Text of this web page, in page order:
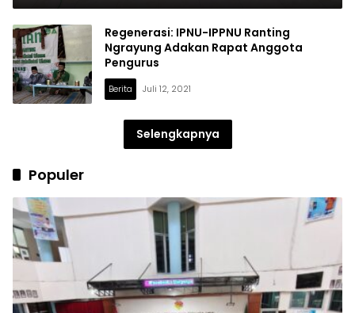
Regenerasi: IPNU-IPPNU Ranting
Ngrayung Adakan Rapat Anggota
Pengurus
Berita Juli 12, 2021
Selengkapnya
Populer